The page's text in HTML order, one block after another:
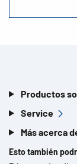
Productos
Service
Más acerca
Esto también